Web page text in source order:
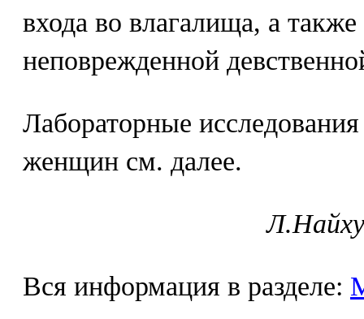
входа во влагалища, а
неповрежденной
Лабораторные
женщин см. далее.
Вся информация в разделе: